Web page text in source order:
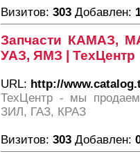
Визитов: 303 Добавлен:
Запчасти КАМАЗ,
УАЗ, ЯМЗ | ТехЦентр
URL: http://
ТехЦентр - мы
ЗИЛ, ГАЗ, КРАЗ
Визитов: 303 Добавлен: